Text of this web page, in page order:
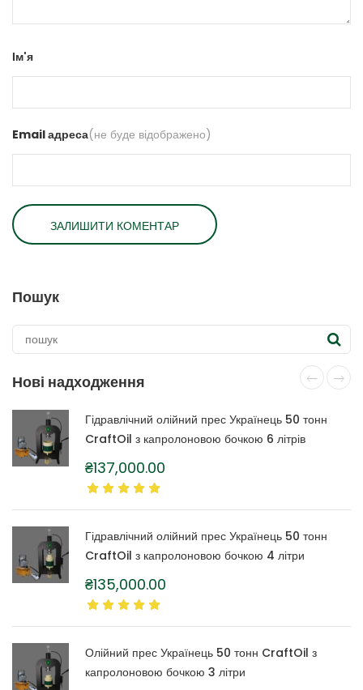
Ім'я
Email адреса(не буде відображено)
Пошук
Нові надходження
Гідравлічний олійний прес Українець 50 тонн
CraftOil з капролоновою бочкою 6 літрів
₴137,000.00
Гідравлічний олійний прес Українець 50 тонн
CraftOil з капролоновою бочкою 4 літри
₴135,000.00
Олійний прес Українець 50 тонн CraftOil з
капролоновою бочкою 3 літри